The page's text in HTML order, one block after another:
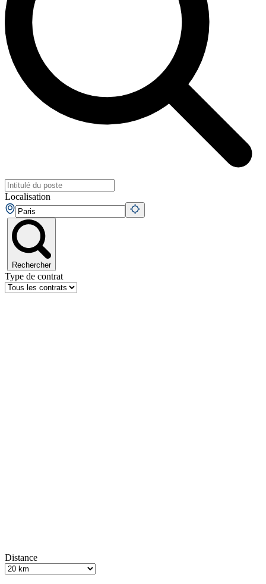
Localisation
Rechercher
Type de contrat
Distance